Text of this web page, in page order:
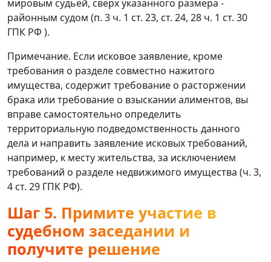
мировым судьей, сверх указанного размера -
районным судом (п. 3 ч. 1 ст. 23, ст. 24, 28 ч. 1 ст. 30
ГПК РФ ).
Примечание. Если исковое заявление, кроме
требования о разделе совместно нажитого
имущества, содержит требование о расторжении
брака или требование о взыскании алиментов, вы
вправе самостоятельно определить
территориальную подведомственность данного
дела и направить заявление исковых требований,
например, к месту жительства, за исключением
требований о разделе недвижимого имущества (ч. 3,
4 ст. 29 ГПК РФ).
Шаг 5. Примите участие в
судебном заседании и
получите решение